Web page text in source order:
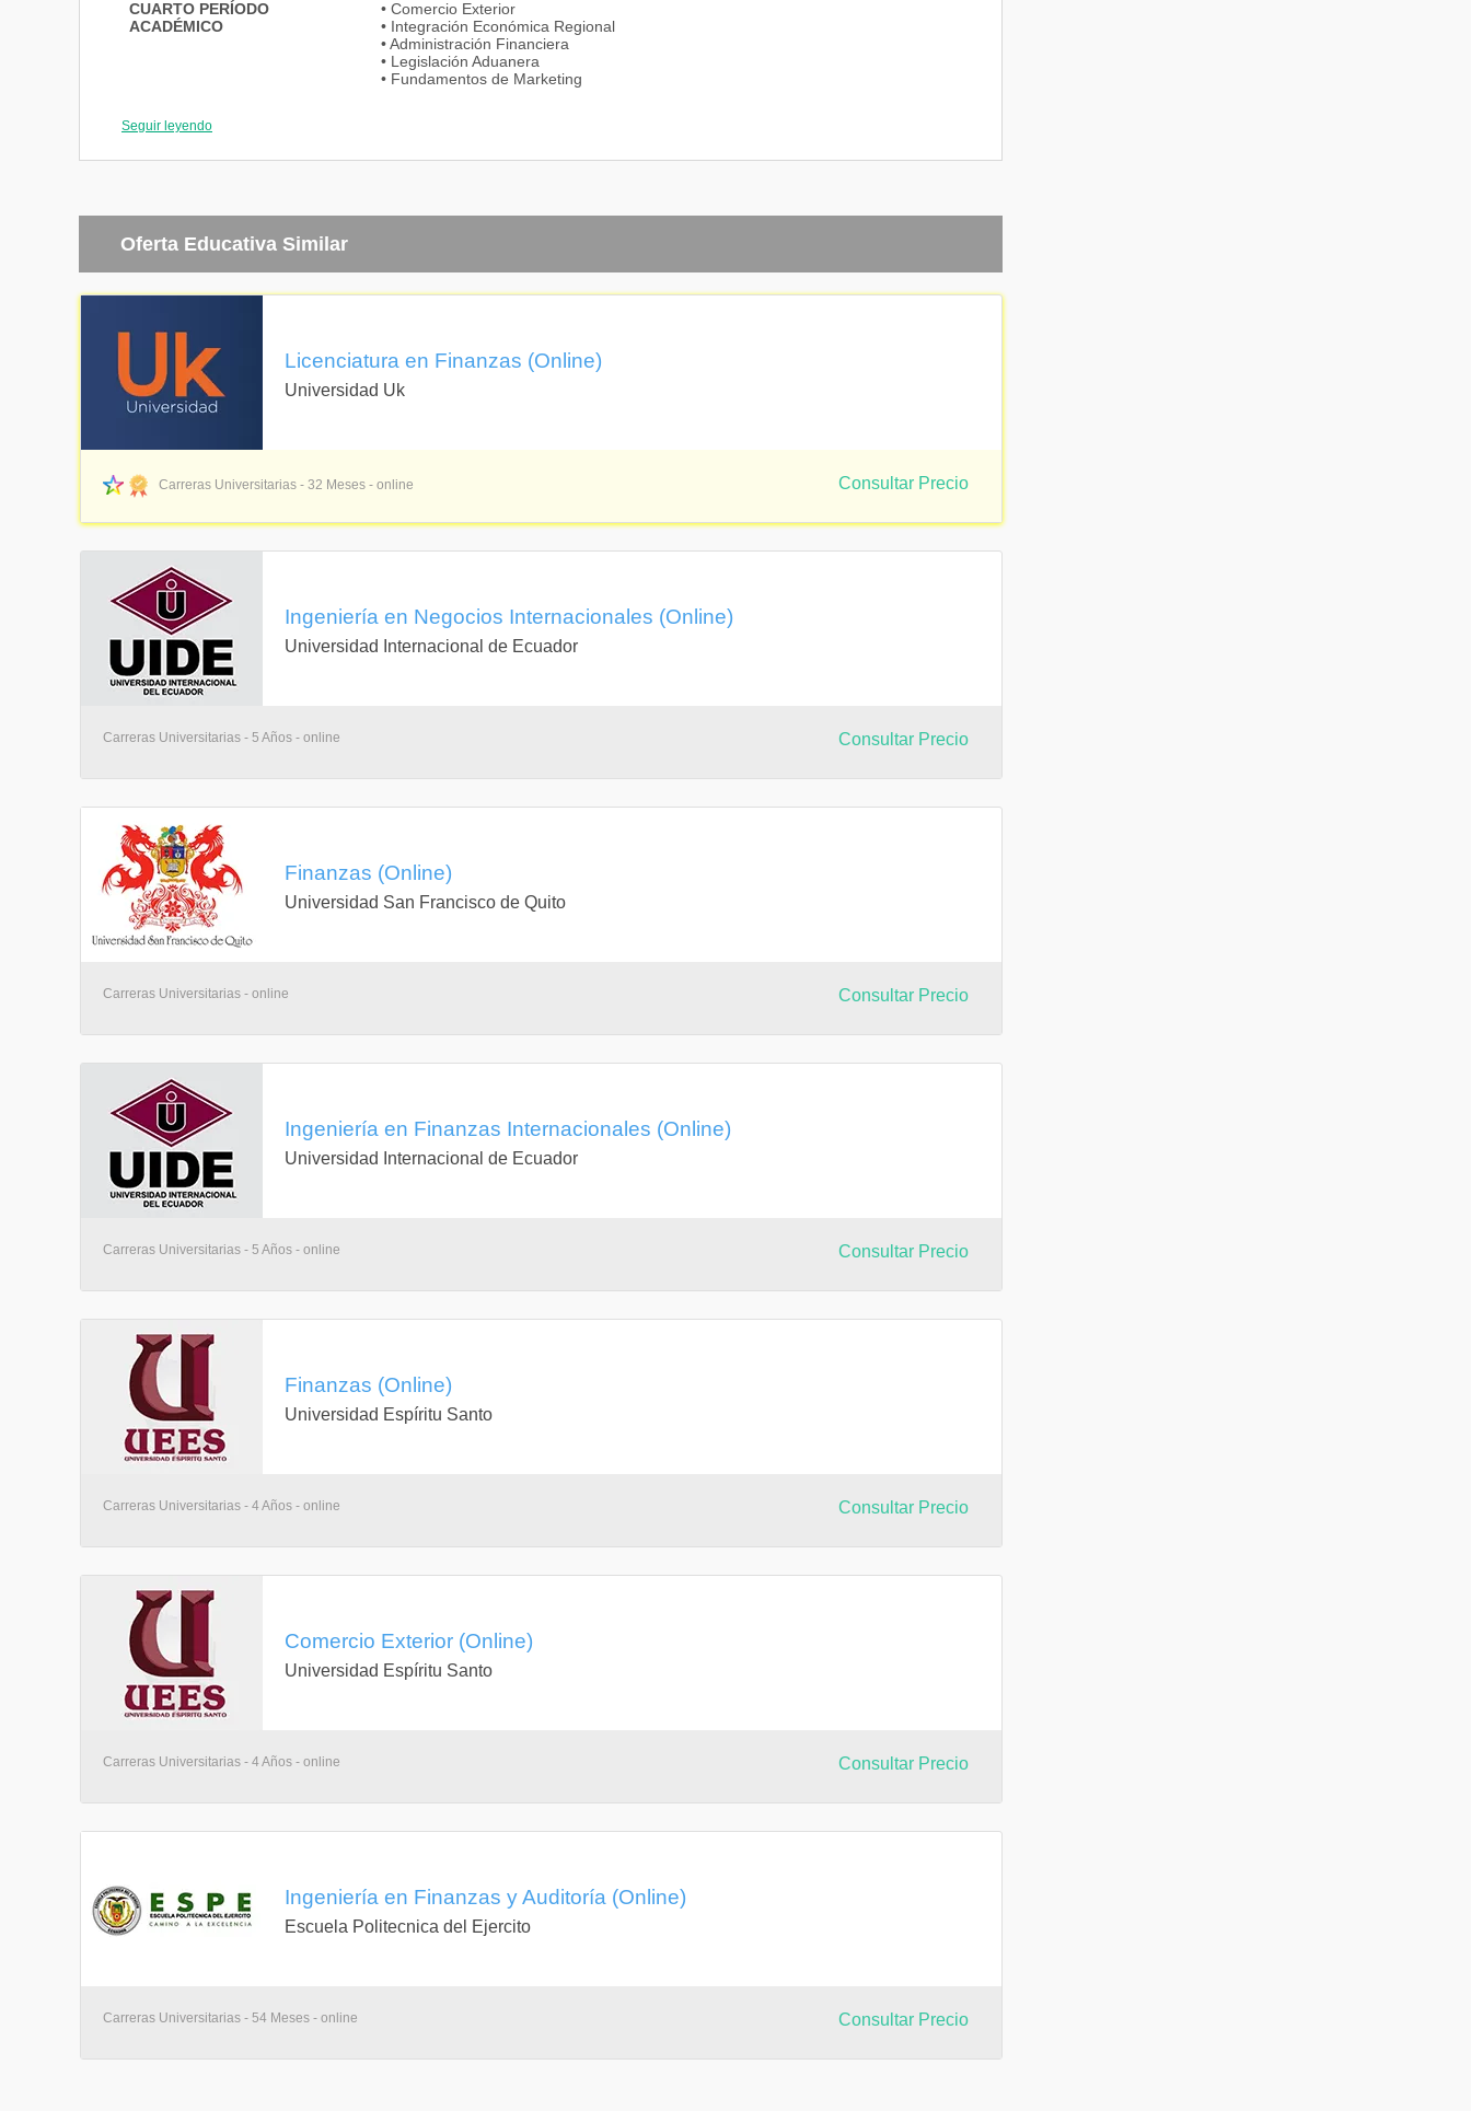
CUARTO PERÍODO
ACADÉMICO
• Comercio Exterior
• Integración Económica Regional
• Administración Financiera
• Legislación Aduanera
• Fundamentos de Marketing
QUINTO PERÍODO ACADÉMICO
• Mercados Internacionales: Europa
• Cadena de Suministro
SÉPTIMO PERÍODO
ACADÉMICO
• E - Business
• Innovación y Emprendimiento
• Formulación y Evaluación de Proyectos
Seguir leyendo
Oferta Educativa Similar
Licenciatura en Finanzas (Online)
Universidad Uk
Carreras Universitarias - 32 Meses - online Consultar Precio
Ingeniería en Negocios Internacionales (Online)
Universidad Internacional de Ecuador
Carreras Universitarias - 5 Años - online Consultar Precio
Finanzas (Online)
Universidad San Francisco de Quito
Carreras Universitarias - online Consultar Precio
Ingeniería en Finanzas Internacionales (Online)
Universidad Internacional de Ecuador
Carreras Universitarias - 5 Años - online Consultar Precio
Finanzas (Online)
Universidad Espíritu Santo
Carreras Universitarias - 4 Años - online Consultar Precio
Comercio Exterior (Online)
Universidad Espíritu Santo
Carreras Universitarias - 4 Años - online Consultar Precio
Ingeniería en Finanzas y Auditoría (Online)
Escuela Politecnica del Ejercito
Carreras Universitarias - 54 Meses - online Consultar Precio